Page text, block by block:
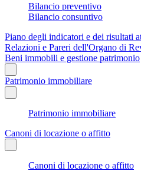
Bilancio preventivo
Bilancio consuntivo
Piano degli indicatori e dei risultati
Relazioni e Pareri dell'Organo di
Beni immobili e gestione patrimonio
Patrimonio immobiliare
Patrimonio immobiliare
Canoni di locazione o affitto
Canoni di locazione o affitto